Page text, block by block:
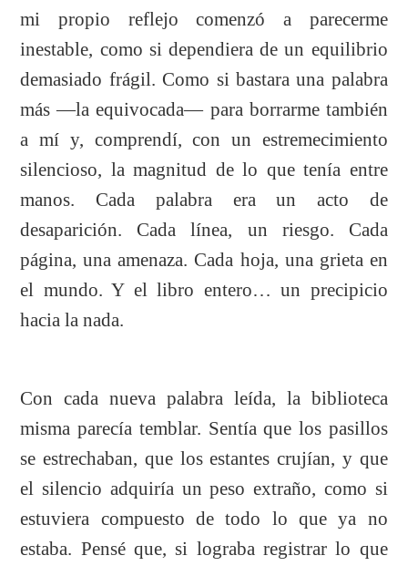
mi propio reflejo comenzó a parecerme
inestable, como si dependiera de un equilibrio
demasiado frágil. Como si bastara una palabra
más —la equivocada— para borrarme también
a mí y, comprendí, con un estremecimiento
silencioso, la magnitud de lo que tenía entre
manos. Cada palabra era un acto de
desaparición. Cada línea, un riesgo. Cada
página, una amenaza. Cada hoja, una grieta en
el mundo. Y el libro entero… un precipicio
hacia la nada.
Con cada nueva palabra leída, la biblioteca
misma parecía temblar. Sentía que los pasillos
se estrechaban, que los estantes crujían, y que
el silencio adquiría un peso extraño, como si
estuviera compuesto de todo lo que ya no
estaba. Pensé que, si lograba registrar lo que